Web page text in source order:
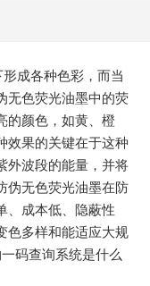
成各种色彩，而当
无色荧光油墨中的荧
的颜色，如黄、橙
效果的关键在于这种
外波段的能量，并将
伪无色荧光油墨在防
、成本低、隐蔽性
色多样和能适应大规
码查询系统是什么